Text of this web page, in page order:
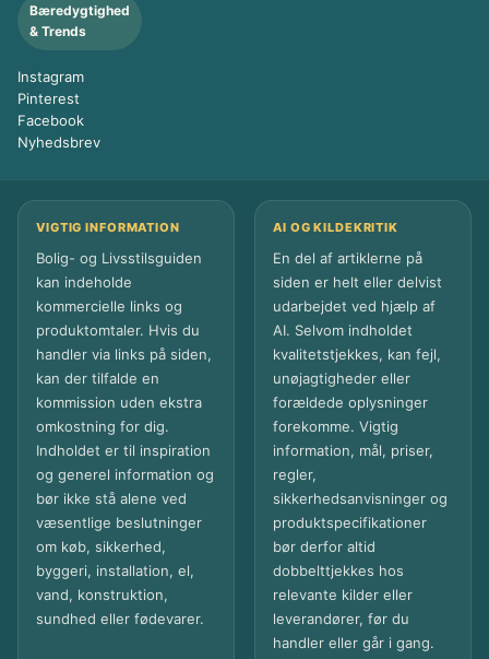
Bæredygtighed
& Trends
Instagram
Pinterest
Facebook
Nyhedsbrev
VIGTIG INFORMATION
Bolig- og Livsstilsguiden
kan indeholde
kommercielle links og
produktomtaler. Hvis du
handler via links på siden,
kan der tilfalde en
kommission uden ekstra
omkostning for dig.
Indholdet er til inspiration
og generel information og
bør ikke stå alene ved
væsentlige beslutninger
om køb, sikkerhed,
byggeri, installation, el,
vand, konstruktion,
sundhed eller fødevarer.
AI OG KILDEKRITIK
En del af artiklerne på
siden er helt eller delvist
udarbejdet ved hjælp af
AI. Selvom indholdet
kvalitetstjekkes, kan fejl,
unøjagtigheder eller
forældede oplysninger
forekomme. Vigtig
information, mål, priser,
regler,
sikkerhedsanvisninger og
produktspecifikationer
bør derfor altid
dobbelttjekkes hos
relevante kilder eller
leverandører, før du
handler eller går i gang.